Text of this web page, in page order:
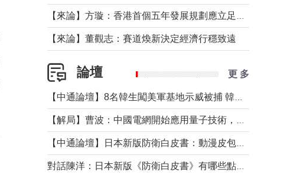
【來論】董觀志：賽道煥新決定經濟行穩致遠
論壇 更 多